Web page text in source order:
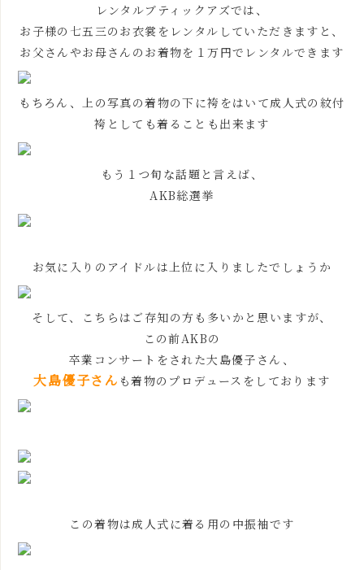
レンタルブティックアズでは、
お子様の七五三のお衣裳をレンタルしていただきますと、
お父さんやお母さんのお着物を１万円でレンタルできます
もちろん、上の写真の着物の下に袴をはいて成人式の紋付
袴としても着ることも出来ます
もう１つ旬な話題と言えば、
AKB総選挙
お気に入りのアイドルは上位に入りましたでしょうか
そして、こちらはご存知の方も多いかと思いますが、
この前AKBの
卒業コンサートをされた大島優子さん、
大島優子さん も着物のプロデュースをしております
この着物は成人式に着る用の中振袖です